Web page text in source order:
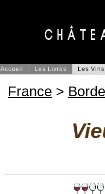
Accueil Les Livres Les Vins
France >